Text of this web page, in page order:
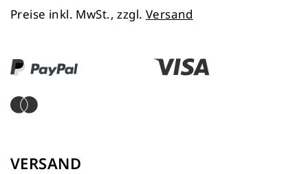
Preise inkl. MwSt., zzgl. Versand
VERSAND